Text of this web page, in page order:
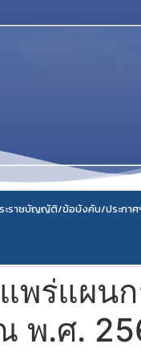
ะราชบัญญัติ/ข้อบังคับ/ประกาศ
พร่แผน
พ.ศ.